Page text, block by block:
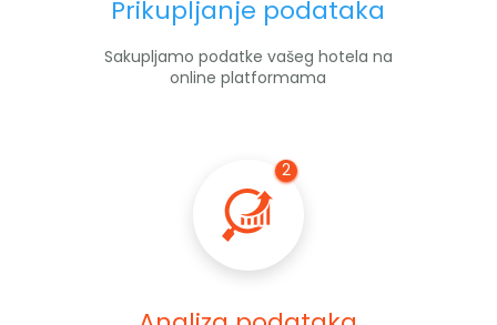
Prikupljanje podataka
Sakupljamo podatke vašeg hotela na
online platformama